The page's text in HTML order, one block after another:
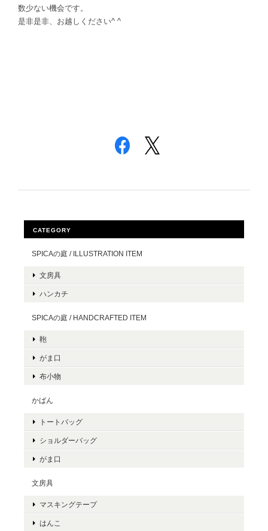
数少ない機会です。
是非是非、お越しください^ ^
CATEGORY
SPICAの庭 / ILLUSTRATION ITEM
文房具
ハンカチ
SPICAの庭 / HANDCRAFTED ITEM
鞄
がま口
布小物
かばん
トートバッグ
ショルダーバッグ
がま口
文房具
マスキングテープ
はんこ